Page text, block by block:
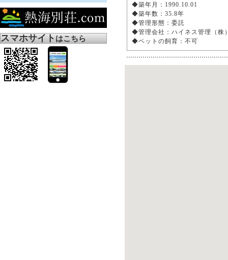
スマホサイトはこちら
◆築年月：1990.10.01
◆築年数：35.8年
◆管理形態：委託
◆管理会社：ハイネス管理（
◆ペットの飼育：不可